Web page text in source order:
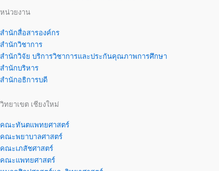
หน่วยงาน
สำนักสื่อสารองค์กร
สำนักวิชาการ
สำนักวิจัย บริการวิชาการและประกันคุณภาพการศึกษา
สำนักบริหาร
สำนักอธิการบดี
วิทยาเขต เชียงใหม่
คณะทันตแพทยศาสตร์
คณะพยาบาลศาสตร์
คณะเภสัชศาสตร์
คณะแพทยศาสตร์